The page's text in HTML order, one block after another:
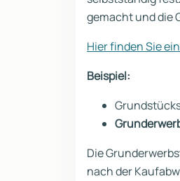
gemacht und die
Hier finden Sie
Beispiel:
Die
nach der